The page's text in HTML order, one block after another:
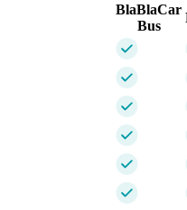
BlaBlaCar
Bus